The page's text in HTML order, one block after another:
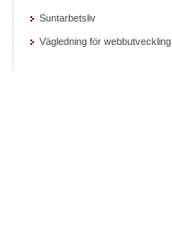
Suntarbetsliv
Vägledning för webbutveckling